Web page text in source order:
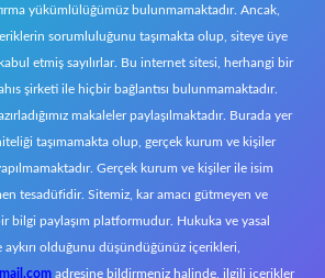
yükümlülüğümüz bulunmamaktadır. Ancak,
sorumluluğunu taşımakta olup, siteye üye
etmiş sayılırlar. Bu internet sitesi, herhangi bir
şirketi ile hiçbir bağlantısı bulunmamaktadır.
makaleler paylaşılmaktadır. Burada yer
taşımamakta olup, gerçek kurum ve kişiler
Gerçek kurum ve kişiler ile isim
tesadüfidir. Sitemiz, kar amacı gütmeyen ve
bilgi paylaşım platformudur. Hukuka ve yasal
aykırı olduğunu düşündüğünüz içerikleri,
adresine bildirmeniz halinde, ilgili içerikler